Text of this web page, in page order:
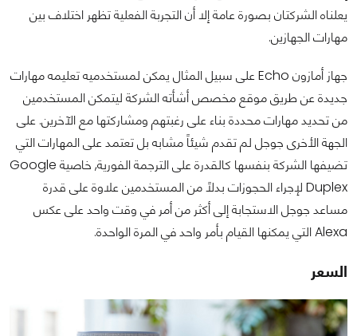
يعلناه الشركتان بصورة عامة إلا أن التجربة الفعلية تظهر اختلاف بين
مهارات الجهازين.
جهاز أمازون Echo على سبيل المثال يمكن لمستخدميه تعليمه مهارات
جديدة عن طريق موقع مخصص أشأته الشركة ليتمكن المستخدمين
من تحديد مهارات محددة بناء على رغبتهم ومشاركتها مع الآخرين. على
الجهة الأخرى جوجل لم تقدم شيئاً مشابه بل تعتمد على المهارات التي
تضيفها الشركة بنفسها كالقدرة على الترجمة الفورية, خاصية Google
Duplex لإجراء الحجوزات بدلاً من المستخدمين علاوة على قدرة
مساعد جوجل الاستجابة إلى أكثر من أمر في وقت واحد على عكس
Alexa التي يمكنها القيام بأمر واحد في المرة الواحدة.
السعر